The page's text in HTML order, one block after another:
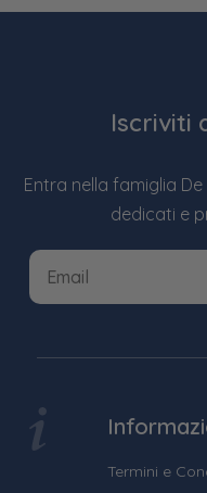
Iscriviti
Entra nella famiglia
dedicati e
Termini e